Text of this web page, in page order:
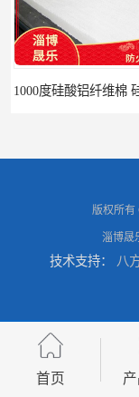
陶瓷纤维毯 硅酸
版权所有
淄博晟
技术支持： 八
首页